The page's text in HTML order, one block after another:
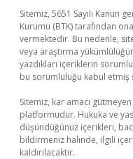
Sitemiz, 5651 Sayılı Kanun
Kurumu (BTK) tarafından
vermektedir. Bu nedenle,
veya araştırma
yazdıkları içeriklerin
bu sorumluluğu kabul etmiş
Sitemiz, kar amacı
platformudur. Hukuka ve
düşündüğünüz içerikleri,
bildirmeniz halinde, ilgili
kaldırılacaktır.